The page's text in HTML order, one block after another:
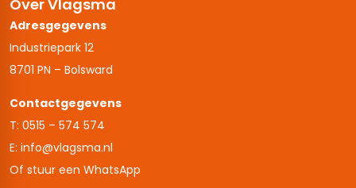
Over Vlagsma
Adresgegevens
Industriepark 12
8701 PN – Bolsward
Contactgegevens
T: 0515 – 574 574
E: info@vlagsma.nl
Of stuur een WhatsApp